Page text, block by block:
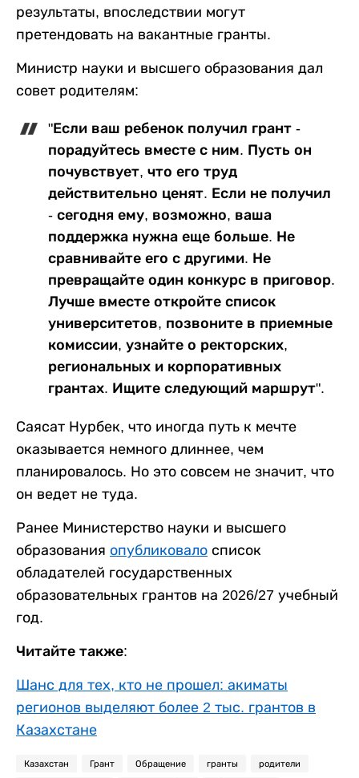
результаты, впоследствии могут
претендовать на вакантные гранты.
Министр науки и высшего образования дал
совет родителям:
"Если ваш ребенок получил грант -
порадуйтесь вместе с ним. Пусть он
почувствует, что его труд
действительно ценят. Если не получил
- сегодня ему, возможно, ваша
поддержка нужна еще больше. Не
сравнивайте его с другими. Не
превращайте один конкурс в приговор.
Лучше вместе откройте список
университетов, позвоните в приемные
комиссии, узнайте о ректорских,
региональных и корпоративных
грантах. Ищите следующий маршрут".
Саясат Нурбек, что иногда путь к мечте
оказывается немного длиннее, чем
планировалось. Но это совсем не значит, что
он ведет не туда.
Ранее Министерство науки и высшего
образования опубликовало список
обладателей государственных
образовательных грантов на 2026/27 учебный
год.
Читайте также:
Шанс для тех, кто не прошел: акиматы
регионов выделяют более 2 тыс. грантов в
Казахстане
Казахстан Грант Обращение гранты родители